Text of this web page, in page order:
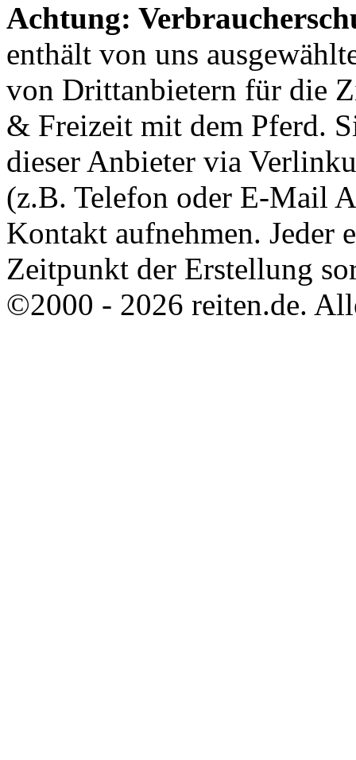
Achtung:
enthält von uns
von Drittanbietern für die
& Freizeit mit dem Pferd.
dieser Anbieter via
(z.B. Telefon oder E-Mail
Kontakt aufnehmen. Jeder
Zeitpunkt der Erstellung
©2000 - 2026 reiten.de.